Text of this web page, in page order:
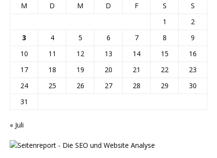
M D M D F S
S
1
2
3
4 5 6 7 8
9
10
11 12 13 14 15
16
17
18 19 20 21 22
23
24
25 26 27 28 29
30
31
« Juli